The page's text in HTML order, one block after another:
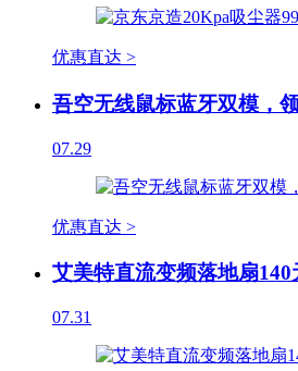
优惠直达 >
吾空无线鼠标蓝牙双模，
07.29
优惠直达 >
艾美特直流变频落地扇140
07.31